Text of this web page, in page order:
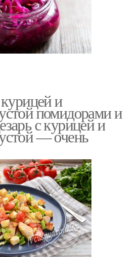
и
помидорами и
с курицей и
— очень